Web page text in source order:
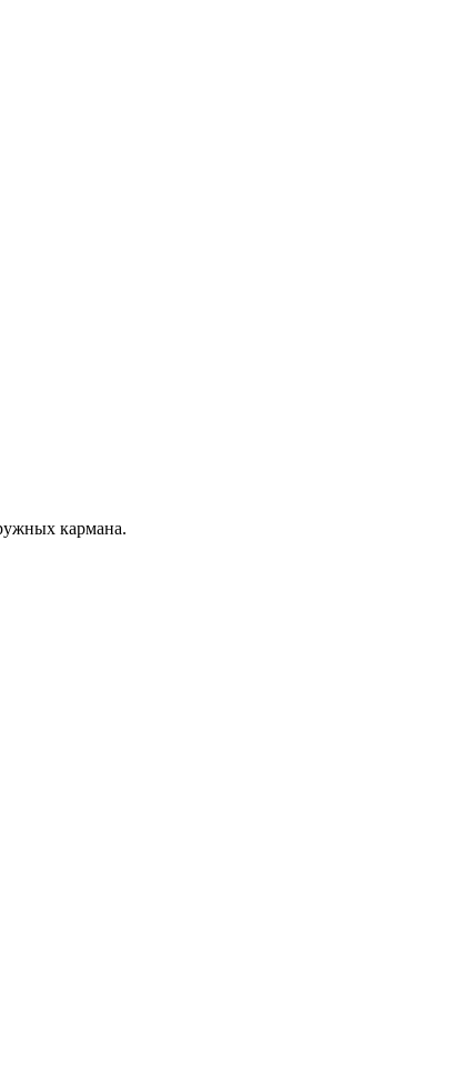
кармана.